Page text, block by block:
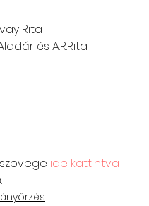
Rita
és A.R.Rita
ide kattintva